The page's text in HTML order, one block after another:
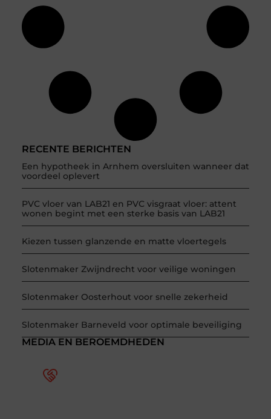
RECENTE BERICHTEN
Een hypotheek in Arnhem oversluiten wanneer dat
voordeel oplevert
PVC vloer van LAB21 en PVC visgraat vloer: attent
wonen begint met een sterke basis van LAB21
Kiezen tussen glanzende en matte vloertegels
Slotenmaker Zwijndrecht voor veilige woningen
Slotenmaker Oosterhout voor snelle zekerheid
Slotenmaker Barneveld voor optimale beveiliging
MEDIA EN BEROEMDHEDEN